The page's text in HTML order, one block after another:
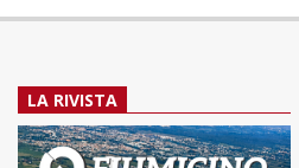
LA RIVISTA